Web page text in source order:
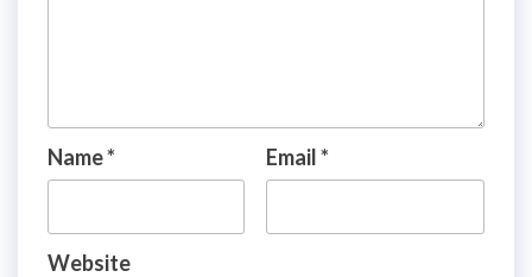
Name* Email*
Website